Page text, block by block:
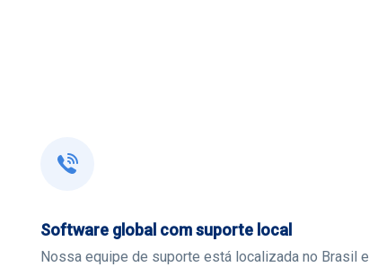
Software global com suporte local
Nossa equipe de suporte está localizada no Brasil e